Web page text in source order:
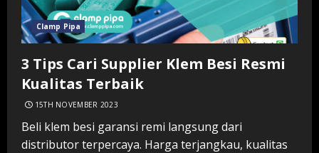
Clamp Pipa
3 Tips Cari Supplier Klem Besi Resmi
Kualitas Terbaik
15TH NOVEMBER 2023
Beli klem besi garansi remi langsung dari
distributor terpercaya. Harga terjangkau, kualitas